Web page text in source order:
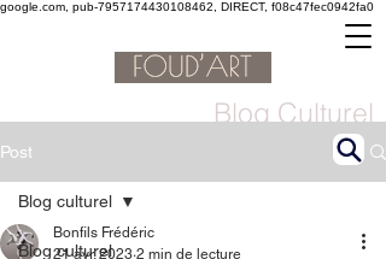
google.com, pub-7957174430108462, DIRECT, f08c47fec0942fa0
Blog Culturel
Post
Blog culturel
Blog culturel
Bonfils Frédéric
21 avr. 2023 2 min de lecture